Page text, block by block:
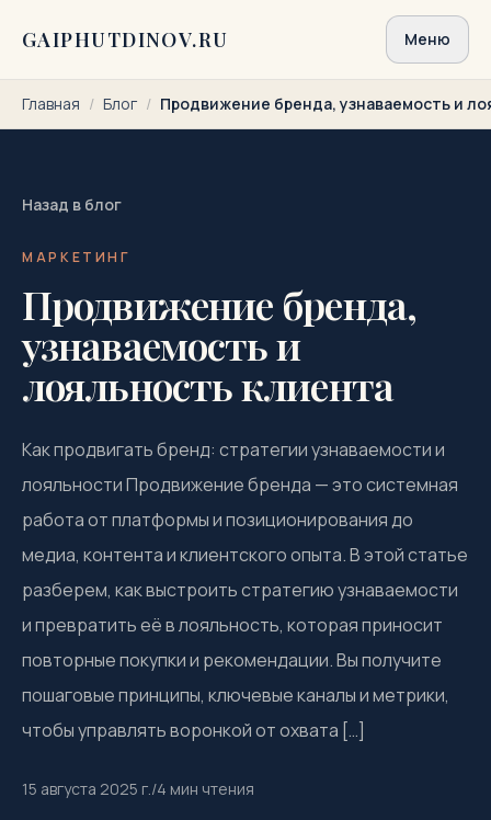
GAIPHUTDINOV.RU Меню
Главная / Блог / Продвижение бренда, узнаваемость и
Назад в блог
МАРКЕТИНГ
Продвижение бренда,
узнаваемость и
лояльность клиента
Как продвигать бренд: стратегии узнаваемости и
лояльности Продвижение бренда — это системная
работа от платформы и позиционирования до
медиа, контента и клиентского опыта. В этой статье
разберем, как выстроить стратегию узнаваемости
и превратить её в лояльность, которая приносит
повторные покупки и рекомендации. Вы получите
пошаговые принципы, ключевые каналы и метрики,
чтобы управлять воронкой от охвата […]
15 августа 2025 г./4 мин чтения